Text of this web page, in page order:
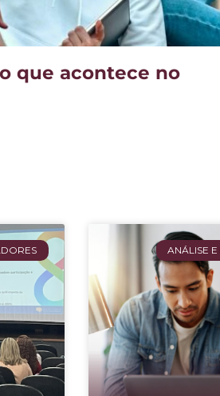
que acontece no
ANÁLISE